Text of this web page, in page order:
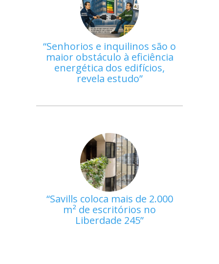
Senhorios e inquilinos são o
maior obstáculo à eficiência
energética dos edifícios,
revela estudo
Savills coloca mais de 2.000
m² de escritórios no
Liberdade 245